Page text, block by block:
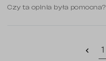
Czy ta opinia była pomocna?
chevron_left 1